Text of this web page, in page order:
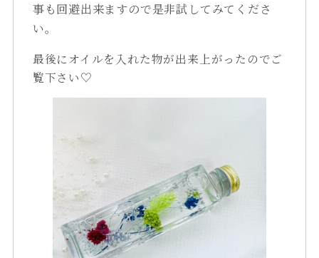
事も回避出来ますので是非試してみてくださ
い。
最後にオイルを入れた物が出来上がったのでご
覧下さい♡